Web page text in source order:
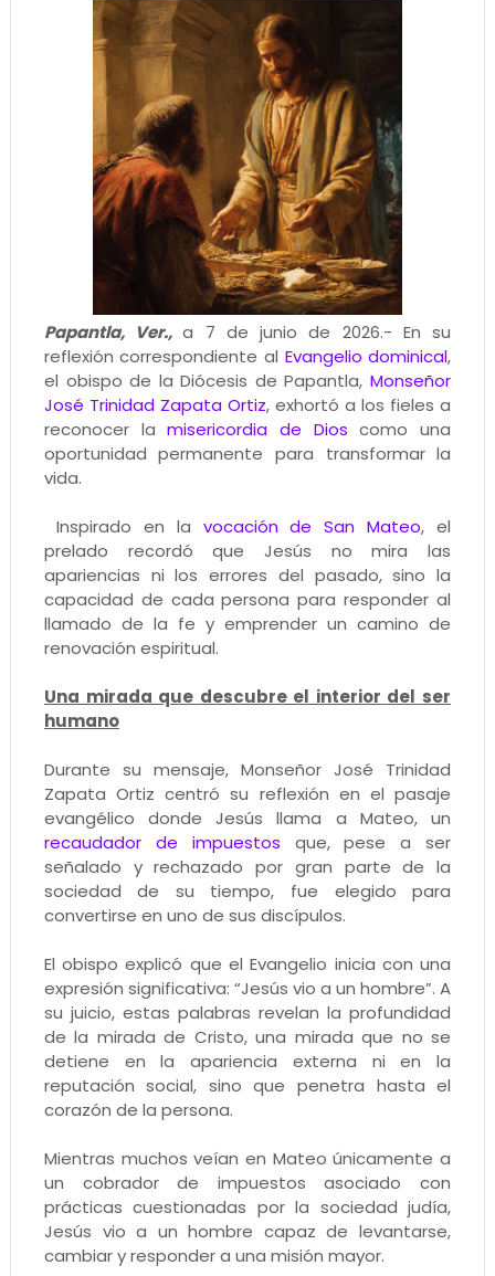
Papantla, Ver.,a 7 de junio de 2026.- En su
reflexión correspondiente al Evangelio dominical,
el obispo de la Diócesis de Papantla,Monseñor
José Trinidad Zapata Ortiz, exhortó a los fieles a
reconocer lamisericordia de Dios como una
oportunidad permanente para transformar la
vida.
Inspirado en la vocación de San Mateo, el
prelado recordó que Jesús no mira las
apariencias ni los errores del pasado, sino la
capacidad de cada persona para responder al
llamado de la fe y emprender un camino de
renovación espiritual.
Una mirada que descubre el interior del ser
humano
Durante su mensaje, Monseñor José Trinidad
Zapata Ortiz centró su reflexión en el pasaje
evangélico donde Jesús llama a Mateo, un
recaudador de impuestos que, pese a ser
señalado y rechazado por gran parte de la
sociedad de su tiempo, fue elegido para
convertirse en uno de sus discípulos.
El obispo explicó que el Evangelio inicia con una
expresión significativa: “Jesús vio a un hombre”. A
su juicio, estas palabras revelan la profundidad
de la mirada de Cristo, una mirada que no se
detiene en la apariencia externa ni en la
reputación social, sino que penetra hasta el
corazón de la persona.
Mientras muchos veían en Mateo únicamente a
un cobrador de impuestos asociado con
prácticas cuestionadas por la sociedad judía,
Jesús vio a un hombre capaz de levantarse,
cambiar y responder a una misión mayor.